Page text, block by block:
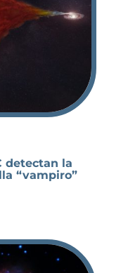
detectan la
“vampiro”